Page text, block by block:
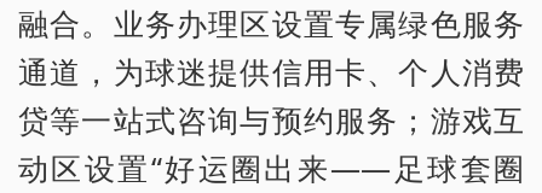
融合。业务办理区设置专属绿色服务
通道，为球迷提供信用卡、个人消费
贷等一站式咨询与预约服务；游戏互
动区设置“好运圈出来——足球套圈